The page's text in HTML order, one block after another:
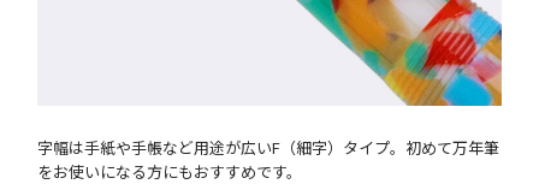
字幅は手紙や手帳など用途が広いF（細字）タイプ。初めて万年筆
をお使いになる方にもおすすめです。